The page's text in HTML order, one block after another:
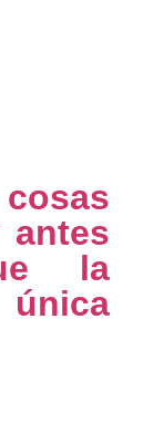
antes
la